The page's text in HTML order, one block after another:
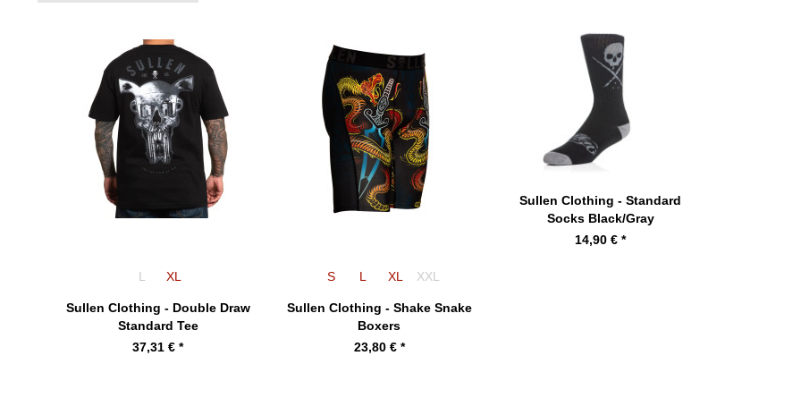
L XL
Sullen Clothing - Double Draw
Standard Tee
37,31 € *
S L XL XXL
Sullen Clothing - Shake Snake
Boxers
23,80 € *
Sullen Clothing - Standard
Socks Black/Gray
14,90 € *